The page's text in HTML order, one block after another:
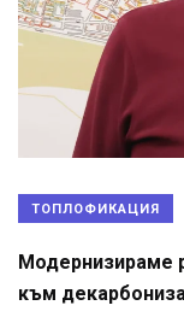
ТОПЛОФИКАЦИЯ
Модернизираме
към